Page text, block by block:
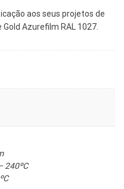
aos seus projetos de
Azurefilm RAL 1027.
240ºC